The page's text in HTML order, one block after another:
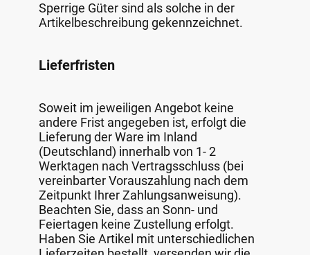
Sperrige Güter sind als solche in der
Artikelbeschreibung gekennzeichnet.
Lieferfristen
Soweit im jeweiligen Angebot keine
andere Frist angegeben ist, erfolgt die
Lieferung der Ware im Inland
(Deutschland) innerhalb von 1- 2
Werktagen nach Vertragsschluss (bei
vereinbarter Vorauszahlung nach dem
Zeitpunkt Ihrer Zahlungsanweisung).
Beachten Sie, dass an Sonn- und
Feiertagen keine Zustellung erfolgt.
Haben Sie Artikel mit unterschiedlichen